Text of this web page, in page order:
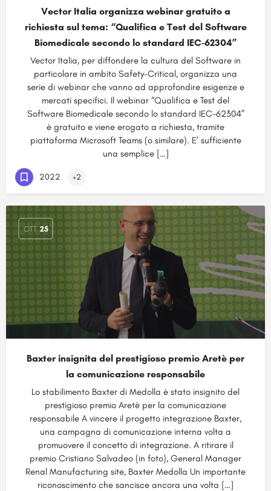
Vector Italia organizza webinar gratuito a
richiesta sul tema: “Qualifica e Test del Software
Biomedicale secondo lo standard IEC-62304”
Vector Italia, per diffondere la cultura del Software in
particolare in ambito Safety-Critical, organizza una
serie di webinar che vanno ad approfondire esigenze e
mercati specifici. Il webinar “Qualifica e Test del
Software Biomedicale secondo lo standard IEC-62304”
è gratuito e viene erogato a richiesta, tramite
piattaforma Microsoft Teams (o similare). E’ sufficiente
una semplice […]
2022 +2
OTT 25
Baxter insignita del prestigioso premio Aretè per
la comunicazione responsabile
Lo stabilimento Baxter di Medolla è stato insignito del
prestigioso premio Aretè per la comunicazione
responsabile A vincere il progetto integrazione Baxter,
una campagna di comunicazione interna volta a
promuovere il concetto di integrazione. A ritirare il
premio Cristiano Salvadeo (in foto), General Manager
Renal Manufacturing site, Baxter Medolla Un importante
riconoscimento che sancisce ancora una volta […]